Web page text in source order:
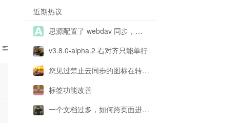
近期热议
思源配置了 webdav 同步，为什么一直提示配置有问题呀？
v3.8.0-alpha.2 右对齐只能单行
您见过禁止云同步的图标在转圈圈吗
标签功能改善
一个文档过多，如何跨页面进行复制